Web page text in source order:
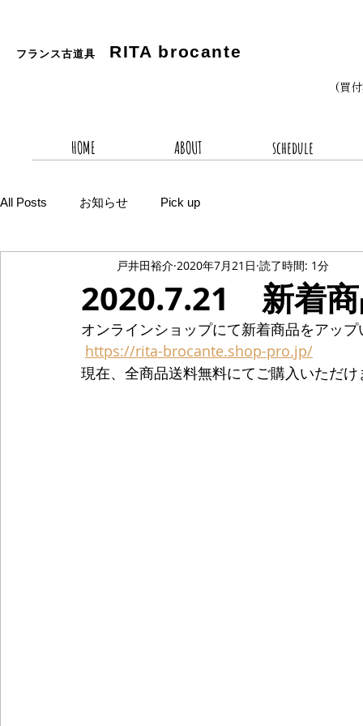
フランス古道具 RITA brocante
(買
HOME ABOUT schedule
All Posts お知らせ Pick up
2020.7.21 新着商
戸井田裕介 2020年7月21日 読了時間: 1分
オンラインショップにて新着商品をアッ
https://rita-brocante.shop-pro.jp/
現在、全商品送料無料にてご購入いただけ